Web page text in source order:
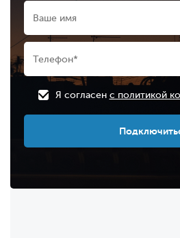
Я согласен с политикой